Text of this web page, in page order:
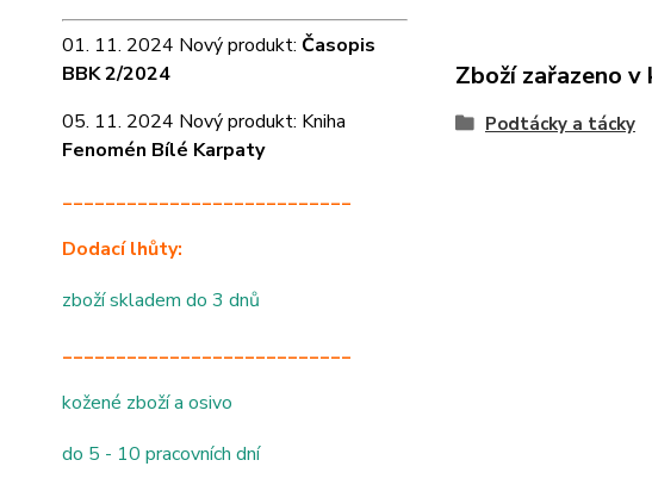
01. 11. 2024 Nový produkt: Časopis
BBK 2/2024
05. 11. 2024 Nový produkt: Kniha
Fenomén Bílé Karpaty
___________________________
Dodací lhůty:
zboží skladem do 3 dnů
___________________________
kožené zboží a osivo
do 5 - 10 pracovních dní
Zboží zařazeno
Podtácky a tácky